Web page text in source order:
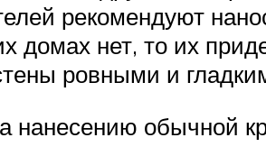
рекомендуют
домах нет, то их
ровными и
нанесению обычной